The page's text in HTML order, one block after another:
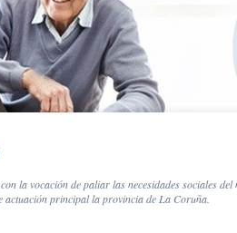
la vocación de paliar las necesidades sociales
actuación principal la provincia de La Coruña.